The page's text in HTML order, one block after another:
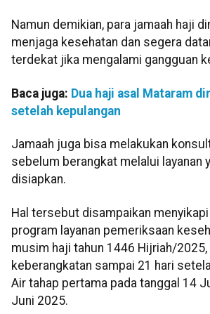
Namun demikian, para jamaah haji
menjaga kesehatan dan segera
terdekat jika mengalami gangguan
Baca juga: Dua haji asal Mataram
setelah kepulangan
Jamaah juga bisa melakukan
sebelum berangkat melalui layanan
disiapkan.
Hal tersebut disampaikan
program layanan pemeriksaan
musim haji tahun 1446 Hijriah/2025,
keberangkatan sampai 21 hari
Air tahap pertama pada tanggal 14
Juni 2025.